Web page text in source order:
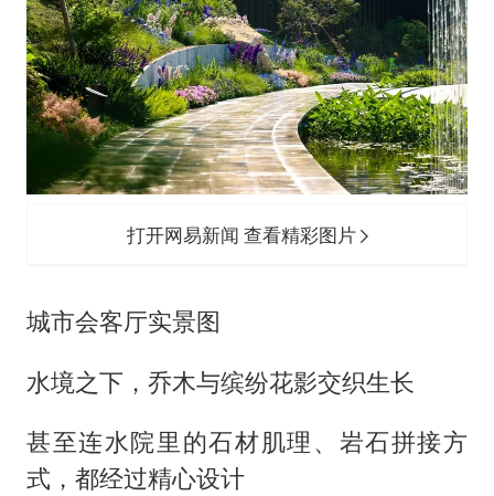
打开网易新闻 查看精彩图片
城市会客厅实景图
水境之下，乔木与缤纷花影交织生长
甚至连水院里的石材肌理、岩石拼接方
式，都经过精心设计